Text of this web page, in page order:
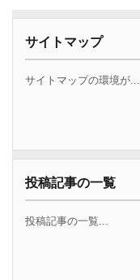
サイトマップ
サイトマップの環境が...
投稿記事の一覧
投稿記事の一覧...